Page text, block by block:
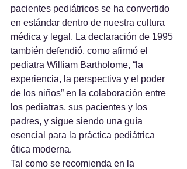
pacientes pediátricos se ha convertido
en estándar dentro de nuestra cultura
médica y legal. La declaración de 1995
también defendió, como afirmó el
pediatra William Bartholome, “la
experiencia, la perspectiva y el poder
de los niños” en la colaboración entre
los pediatras, sus pacientes y los
padres, y sigue siendo una guía
esencial para la práctica pediátrica
ética moderna.
Tal como se recomienda en la